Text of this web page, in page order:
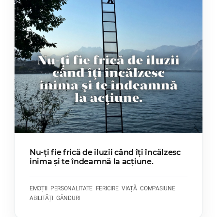
Nu-ți fie frică de iluzii când îți încălzesc
inima și te îndeamnă la acțiune.
EMOȚII PERSONALITATE FERICIRE VIAȚĂ COMPASIUNE
ABILITĂȚI
GÂNDURI